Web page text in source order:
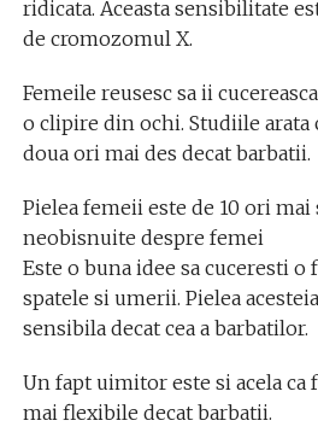
ridicata. Aceasta sensibilitate
de cromozomul X.
Femeile reusesc sa ii
o clipire din ochi. Studiile arata
doua ori mai des decat barbatii.
Pielea femeii este de 10 ori
neobisnuite despre femei
Este o buna idee sa cuceresti
spatele si umerii. Pielea
sensibila decat cea a barbatilor.
Un fapt uimitor este si acela
mai flexibile decat barbatii.